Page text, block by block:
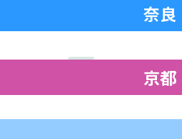
奈良
京都